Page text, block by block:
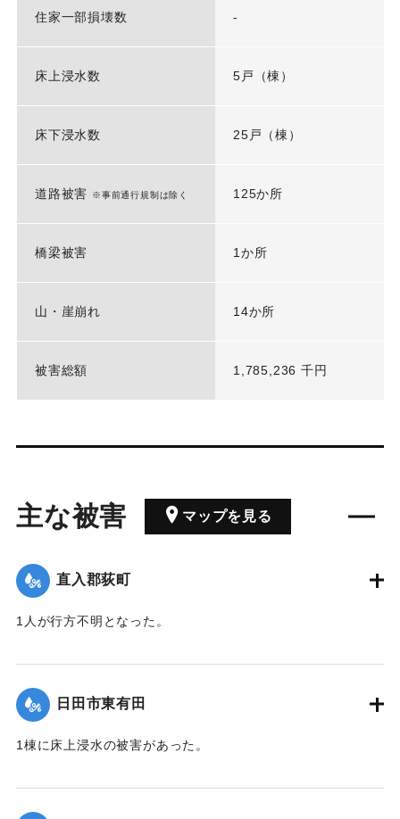
住家一部損壊数 -
床上浸水数 5戸（棟）
床下浸水数 25戸（棟）
道路被害 ※事前通行規制は除く 125か所
橋梁被害 1か所
山・崖崩れ 14か所
被害総額 1,785,236 千円
主な被害 マップを見る
直入郡荻町
1人が行方不明となった。
｜固有コード:01059006
日田市東有田
1棟に床上浸水の被害があった。
｜固有コード:01059003